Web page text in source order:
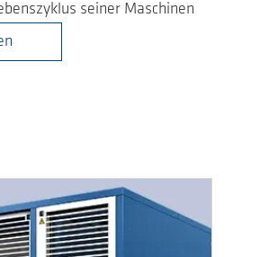
seiner Maschinen